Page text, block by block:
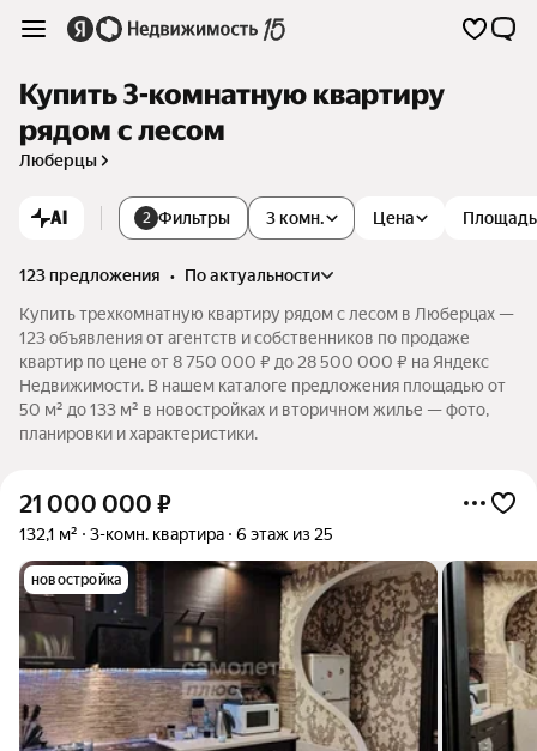
Купить 3-комнатную квартиру
рядом с лесом
Люберцы
AI 2 Фильтры 3 комн. Цена Площадь
123 предложения •
по актуальности
Купить трехкомнатную квартиру рядом с лесом в Люберцах —
123 объявления от агентств и собственников по продаже
квартир по цене от 8 750 000 ₽ до 28 500 000 ₽ на Яндекс
Недвижимости. В нашем каталоге предложения площадью от
50 м² до 133 м² в новостройках и вторичном жилье — фото,
планировки и характеристики.
21 000 000 ₽
132,1 м² 3-комн. квартира 6 этаж из 25
новостройка